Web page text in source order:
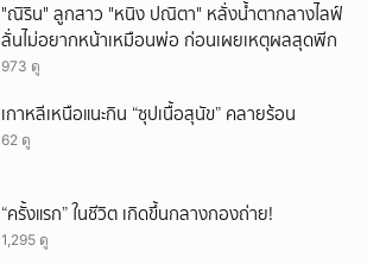
"ณิริน" ลูกสาว "หนิง ปณิตา" หลั่งน้ำตากลางไลฟ์
ลั่นไม่อยากหน้าเหมือนพ่อ ก่อนเผยเหตุผลสุดพีก
973 ดู
เกาหลีเหนือแนะกิน “ซุปเนื้อสุนัข” คลายร้อน
62 ดู
“ครั้งแรก” ในชีวิต เกิดขึ้นกลางกองถ่าย!
1,295 ดู